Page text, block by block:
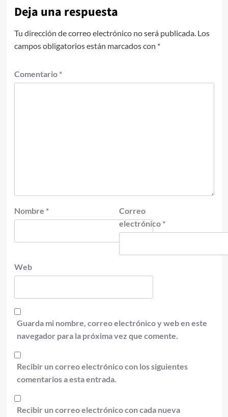
Deja una respuesta
Tu dirección de correo electrónico no será publicada. Los
campos obligatorios están marcados con *
Comentario *
Nombre *
Correo
electrónico *
Web
Guarda mi nombre, correo electrónico y web en este
navegador para la próxima vez que comente.
Recibir un correo electrónico con los siguientes
comentarios a esta entrada.
Recibir un correo electrónico con cada nueva